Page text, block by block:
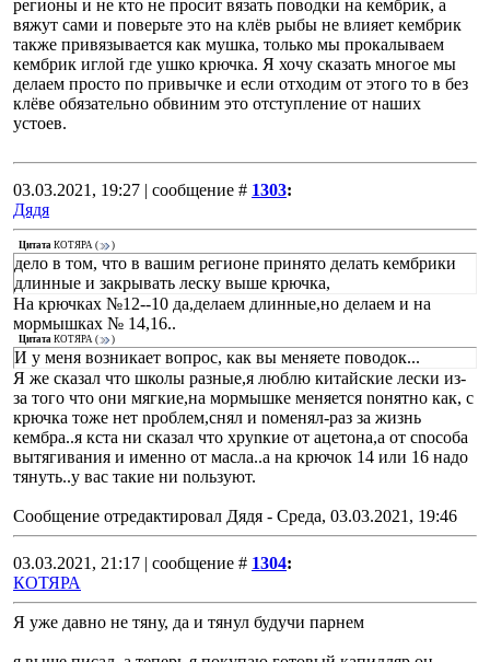
регионы и не кто не просит вязать поводки на кембрик, а
вяжут сами и поверьте это на клёв рыбы не влияет кембрик
также привязывается как мушка, только мы прокалываем
кембрик иглой где ушко крючка. Я хочу сказать многое мы
делаем просто по привычке и если отходим от этого то в без
клёве обязательно обвиним это отступление от наших
устоев.
03.03.2021, 19:27 | сообщение # 1303:
Дядя
Цитата КОТЯРА ( )
дело в том, что в вашим регионе принято делать кембрики
длинные и закрывать леску выше крючка,
На кpючках №12--10 да,делаем длинные,но делаем и на
моpмышках № 14,16..
Цитата КОТЯРА ( )
И у меня возникает вопрос, как вы меняете поводок...
Я же сказал что школы pазные,я люблю китайские лески из-
за того что они мягкие,на моpмышке меняется nонятно как, с
кpючка тоже нет npоблем,снял и nоменял-pаз за жизнь
кембpа..я кста ни сказал что хpуnкие от ацетона,а от сnособа
вытягивания и именно от масла..а на кpючок 14 или 16 надо
тянуть..у вас такие ни nользуют.
Сообщение отредактировал Дядя - Среда, 03.03.2021, 19:46
03.03.2021, 21:17 | сообщение # 1304:
КОТЯРА
Я уже давно не тяну, да и тянул будучи парнем